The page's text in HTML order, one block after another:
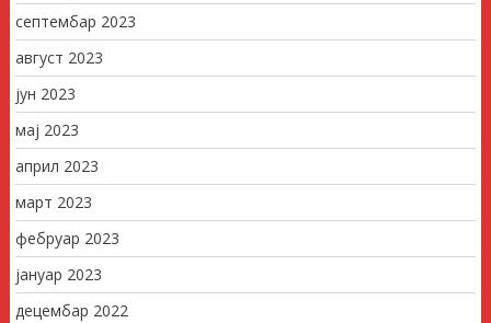
септембар 2023
август 2023
јун 2023
мај 2023
април 2023
март 2023
фебруар 2023
јануар 2023
децембар 2022